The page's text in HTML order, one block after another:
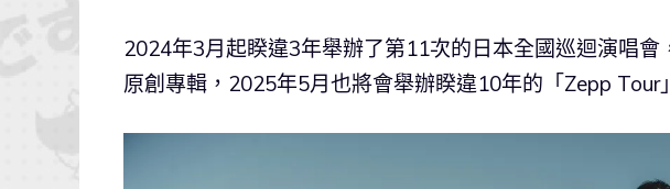
2024年3月起睽違3年舉辦了第11次的日本全國巡迴演唱
原創專輯，2025年5月也將會舉辦睽違10年的「Zepp Tour